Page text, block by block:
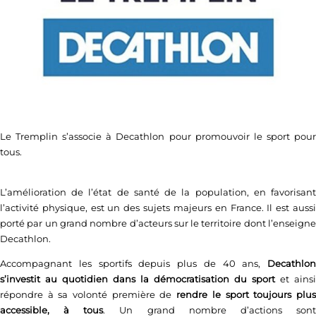
Le Tremplin s’associe à Decathlon pour promouvoir le sport pour
tous.
L’amélioration de l’état de santé de la population, en favorisant
l’activité physique, est un des sujets majeurs en France. Il est aussi
porté par un grand nombre d’acteurs sur le territoire dont l’enseigne
Decathlon.
Accompagnant les sportifs depuis plus de 40 ans, Decathlon
s’investit au quotidien dans la démocratisation du sport et ainsi
répondre à sa volonté première de rendre le sport toujours plus
accessible, à tous. Un grand nombre d’actions sont